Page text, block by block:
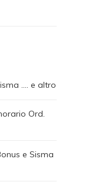
…. e altro
Ord.
e Sisma